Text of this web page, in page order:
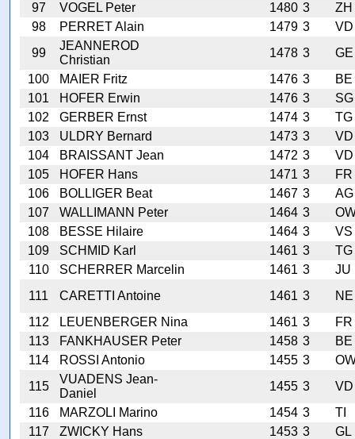
97
VOGEL Peter 1480 3
ZH
98
PERRET Alain 1479 3
VD
99
JEANNEROD
Christian
1478 3
GE
100
MAIER Fritz 1476 3
BE
101
HOFER Erwin 1476 3
SG
102
GERBER Ernst 1474 3
TG
103
ULDRY Bernard 1473 3
VD
104
BRAISSANT Jean 1472 3
VD
105
HOFER Hans 1471 3
FR
106
BOLLIGER Beat 1467 3
AG
107
WALLIMANN Peter 1464 3
108
BESSE Hilaire 1464 3
VS
109
SCHMID Karl 1461 3
TG
110
SCHERRER Marcelin 1461 3
JU
111
CARETTI Antoine 1461 3
NE
112
LEUENBERGER Nina 1461 3
FR
113
FANKHAUSER Peter 1458 3
BE
114
ROSSI Antonio 1455 3
115
VUADENS Jean-
Daniel
1455 3
VD
116
MARZOLI Marino 1454 3
TI
117
ZWICKY Hans 1453 3 GL